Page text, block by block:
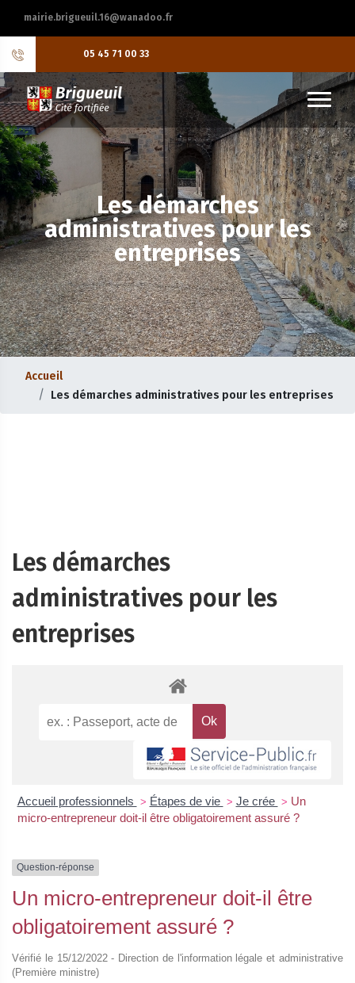
mairie.brigueuil.16@wanadoo.fr
05 45 71 00 33
Les démarches
administratives pour les
entreprises
Accueil
Les démarches administratives pour les entreprises
Les démarches
administratives pour les
entreprises
Accueil professionnels > Étapes de vie > Je crée > Un
micro-entrepreneur doit-il être obligatoirement assuré ?
Question-réponse
Un micro-entrepreneur doit-il être
obligatoirement assuré ?
Vérifié le 15/12/2022 - Direction de l'information légale et administrative
(Première ministre)